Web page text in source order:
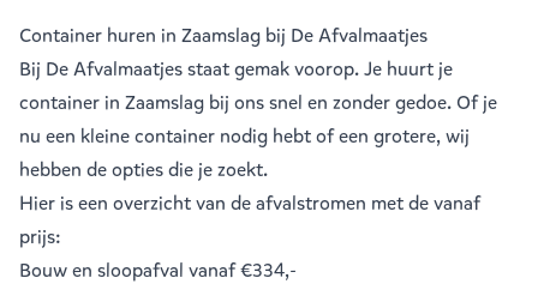
Container huren in Zaamslag bij De Afvalmaatjes
Bij De Afvalmaatjes staat gemak voorop. Je huurt je
container in Zaamslag bij ons snel en zonder gedoe. Of je
nu een kleine container nodig hebt of een grotere, wij
hebben de opties die je zoekt.
Hier is een overzicht van de afvalstromen met de vanaf
prijs:
Bouw en sloopafval vanaf €334,-